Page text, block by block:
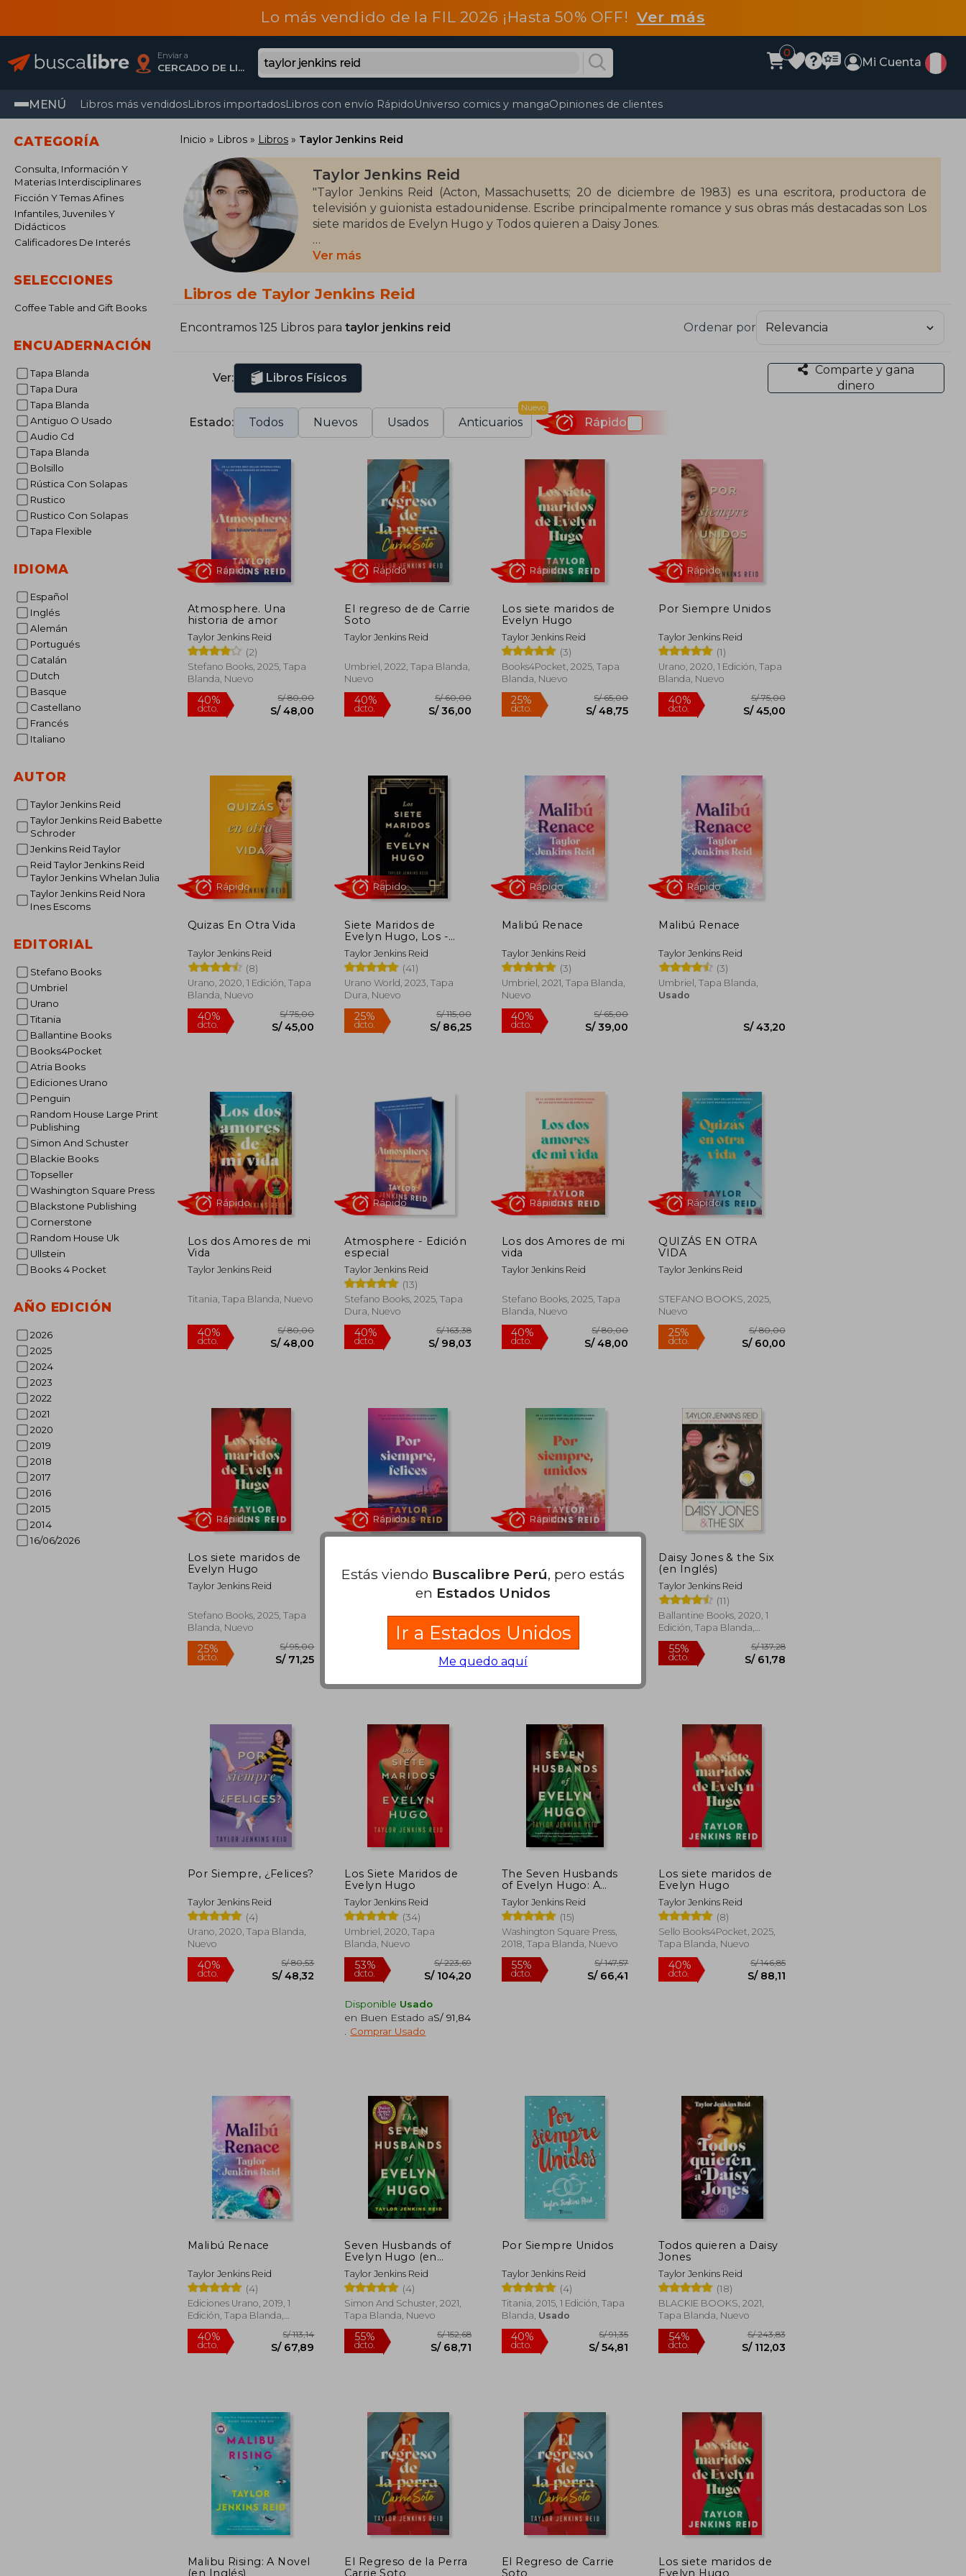
Lo más vendido de la FIL 2026 ¡Hasta 50% OFF! Ver más
Enviar a
CERCADO DE LIMA, Lima
0
Mi Cuenta
MENÚ Libros más vendidosLibros importadosLibros con envío RápidoUniverso comics y mangaOpiniones de clientes
CATEGORÍA
Consulta, Información Y
Materias Interdisciplinares
Ficción Y Temas Afines
Infantiles, Juveniles Y
Didácticos
Calificadores De Interés
SELECCIONES
Coffee Table and Gift Books
ENCUADERNACIÓN
Tapa Blanda
Tapa Dura
Tapa Blanda
Antiguo O Usado
Audio Cd
Tapa Blanda
Bolsillo
Rústica Con Solapas
Rustico
Rustico Con Solapas
Tapa Flexible
IDIOMA
Español
Inglés
Alemán
Portugués
Catalán
Dutch
Basque
Castellano
Francés
Italiano
AUTOR
Taylor Jenkins Reid
Taylor Jenkins Reid Babette
Schroder
Jenkins Reid Taylor
Reid Taylor Jenkins Reid
Taylor Jenkins Whelan Julia
Taylor Jenkins Reid Nora
Ines Escoms
EDITORIAL
Stefano Books
Umbriel
Urano
Titania
Ballantine Books
Books4Pocket
Atria Books
Ediciones Urano
Penguin
Random House Large Print
Publishing
Simon And Schuster
Blackie Books
Topseller
Washington Square Press
Blackstone Publishing
Cornerstone
Random House Uk
Ullstein
Books 4 Pocket
AÑO EDICIÓN
2026
2025
2024
2023
2022
2021
2020
2019
2018
2017
2016
2015
2014
16/06/2026
Inicio Libros Libros Taylor Jenkins Reid
Taylor Jenkins Reid
"Taylor Jenkins Reid (Acton, Massachusetts; 20 de diciembre de 1983) es una escritora, productora de
televisión y guionista estadounidense. Escribe principalmente romance y sus obras más destacadas son Los
siete maridos de Evelyn Hugo y Todos quieren a Daisy Jones.
Es escritora de ficción y ensayista, y se licenció en Ciencias de la información en el Emerson College. Su
primera novela, Por siempre, unidos, fue definida como «uno de los 11 debuts que adoramos» por Kirkus
reviews. Actualmente vive en Los Angeles con su esposo, Alex, y su perro, Rabbit."
Ver más
Libros de Taylor Jenkins Reid
Encontramos 125 Libros para taylor jenkins reid Ordenar por
Ver: Libros Físicos
Comparte y gana
dinero
Estado: Todos Nuevos Usados Anticuarios
Nuevo
Rápido
Atmosphere. Una
historia de amor
Taylor Jenkins Reid
(2)
Stefano Books, 2025, Tapa
Blanda, Nuevo
40%
dcto.
Rápido
El regreso de de Carrie
Soto
Taylor Jenkins Reid
Umbriel, 2022, Tapa Blanda,
Nuevo
40%
dcto.
Rápido
Los siete maridos de
Evelyn Hugo
Taylor Jenkins Reid
(3)
Books4Pocket, 2025, Tapa
Blanda, Nuevo
25%
dcto.
S/ 65,00
S/ 48,75
Por Siempre Unidos
Taylor Jenkins Reid
(1)
Urano, 2020, 1 Edición, Tapa
Blanda, Nuevo
40%
dcto.
Quizas En Otra Vida
Taylor Jenkins Reid
(8)
Urano, 2020, 1 Edición, Tapa
Blanda, Nuevo
40%
dcto.
Rápido
Siete Maridos de
Evelyn Hugo, Los -
Edición de Lujo
Taylor Jenkins Reid
(41)
Urano World, 2023, Tapa
Dura, Nuevo
25%
dcto.
Rápido
Malibú Renace
Taylor Jenkins Reid
(3)
Umbriel, 2021, Tapa Blanda,
Nuevo
40%
dcto.
S/ 65,00
S/ 39,00
Rápido
Malibú Renace
Taylor Jenkins Reid
(3)
Umbriel, Tapa Blanda,
Usado
Los dos Amores de mi
Vida
Taylor Jenkins Reid
Titania, Tapa Blanda, Nuevo
40%
dcto.
Atmosphere - Edición
especial
Taylor Jenkins Reid
(13)
Stefano Books, 2025, Tapa
Dura, Nuevo
40%
dcto.
Rápido
Los dos Amores de mi
vida
Taylor Jenkins Reid
Stefano Books, 2025, Tapa
Blanda, Nuevo
40%
dcto.
S/ 80,00
S/ 48,00
Rápido
QUIZÁS EN OTRA
VIDA
Taylor Jenkins Reid
STEFANO BOOKS, 2025,
Nuevo
25%
dcto.
Rápido
Los siete maridos de
Evelyn Hugo
Taylor Jenkins Reid
Stefano Books, 2025, Tapa
Blanda, Nuevo
25%
dcto.
FELICES
STEFANO BOOKS, 2025,
25%
dcto.
Rápido
UNIDOS
Taylor Jenkins Reid
STEFANO BOOKS, 2025,
Nuevo
40%
dcto. S/ 48,00
Rápido
Daisy Jones & the Six
(en Inglés)
Taylor Jenkins Reid
(11)
Ballantine Books, 2020, 1
Edición, Tapa Blanda,
Nuevo
55%
dcto.
Por Siempre, ¿Felices?
Taylor Jenkins Reid
(4)
Urano, 2020, Tapa Blanda,
Nuevo
40%
dcto.
Los Siete Maridos de
Evelyn Hugo
Taylor Jenkins Reid
(34)
Umbriel, 2020, Tapa
Blanda, Nuevo
53%
dcto.
Disponible Usado
en Buen Estado aS/ 91,84
Comprar Usado
The Seven Husbands
of Evelyn Hugo: A
Novel (en Inglés)
Taylor Jenkins Reid
(15)
Washington Square Press,
2018, Tapa Blanda, Nuevo
55%
dcto.
S/ 147,57
S/ 66,41
Los siete maridos de
Evelyn Hugo
Taylor Jenkins Reid
(8)
Sello Books4Pocket, 2025,
Tapa Blanda, Nuevo
40%
dcto.
Malibú Renace
Taylor Jenkins Reid
(4)
Ediciones Urano, 2019, 1
Edición, Tapa Blanda,
Nuevo
Seven Husbands of
Evelyn Hugo (en
Inglés)
Taylor Jenkins Reid
(4)
Simon And Schuster, 2021,
Tapa Blanda, Nuevo
Por Siempre Unidos
Taylor Jenkins Reid
(4)
Titania, 2015, 1 Edición, Tapa
Blanda, Usado
Todos quieren a Daisy
Jones
Taylor Jenkins Reid
(18)
BLACKIE BOOKS, 2021,
Tapa Blanda, Nuevo
Malibu Rising: A Novel
(en Inglés)
El Regreso de la Perra
Carrie Soto
El Regreso de Carrie
Soto
Los siete maridos de
Evelyn Hugo
Estás viendo Buscalibre Perú, pero estás
en Estados Unidos
Ir a Estados Unidos
Me quedo aquí